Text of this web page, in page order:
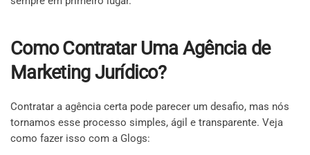
Como Contratar Uma Agência de
Marketing Jurídico?
Contratar a agência certa pode parecer um desafio, mas nós
tornamos esse processo simples, ágil e transparente. Veja
como fazer isso com a Glogs: